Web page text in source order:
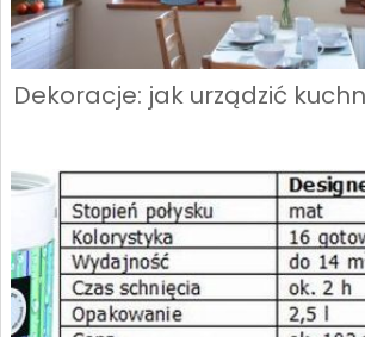
Dekoracje: jak urządzić